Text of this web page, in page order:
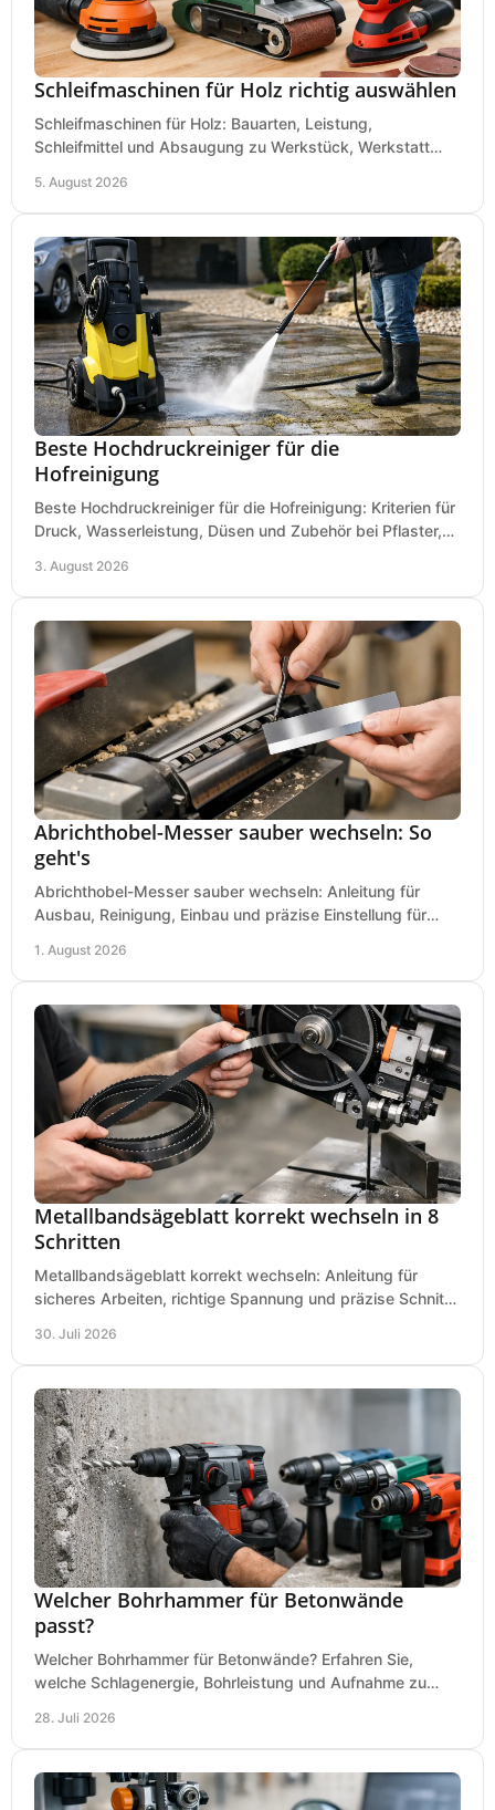
Schleifmaschinen für Holz richtig auswählen
Schleifmaschinen für Holz: Bauarten, Leistung,
Schleifmittel und Absaugung zu Werkstück, Werkstatt
5. August 2026
Beste Hochdruckreiniger für die
Hofreinigung
Beste Hochdruckreiniger für die Hofreinigung: Kriterien für
Druck, Wasserleistung, Düsen und Zubehör bei Pflaster,
3. August 2026
Abrichthobel-Messer sauber wechseln: So
geht's
Abrichthobel-Messer sauber wechseln: Anleitung für
Ausbau, Reinigung, Einbau und präzise Einstellung für
1. August 2026
Metallbandsägeblatt korrekt wechseln in 8
Schritten
Metallbandsägeblatt korrekt wechseln: Anleitung für
sicheres Arbeiten, richtige Spannung und präzise Schnitte
30. Juli 2026
Welcher Bohrhammer für Betonwände
passt?
Welcher Bohrhammer für Betonwände? Erfahren Sie,
welche Schlagenergie, Bohrleistung und Aufnahme zu
28. Juli 2026